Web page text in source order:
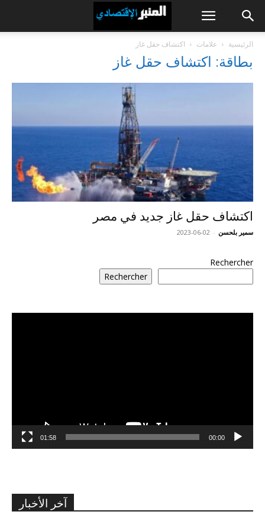
الرئيسية علامات اكتشاف حقل غاز
بطاقة: اكتشاف حقل غاز
اكتشاف حقل غاز جديد في مصر
سمير بلحسن -
2023-06-02
Rechercher
Rechercher
00:00
01:58
آخر الأخبار